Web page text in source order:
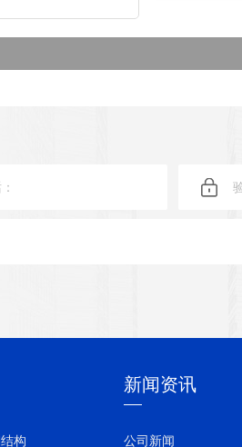
构
新闻资讯
公司新闻